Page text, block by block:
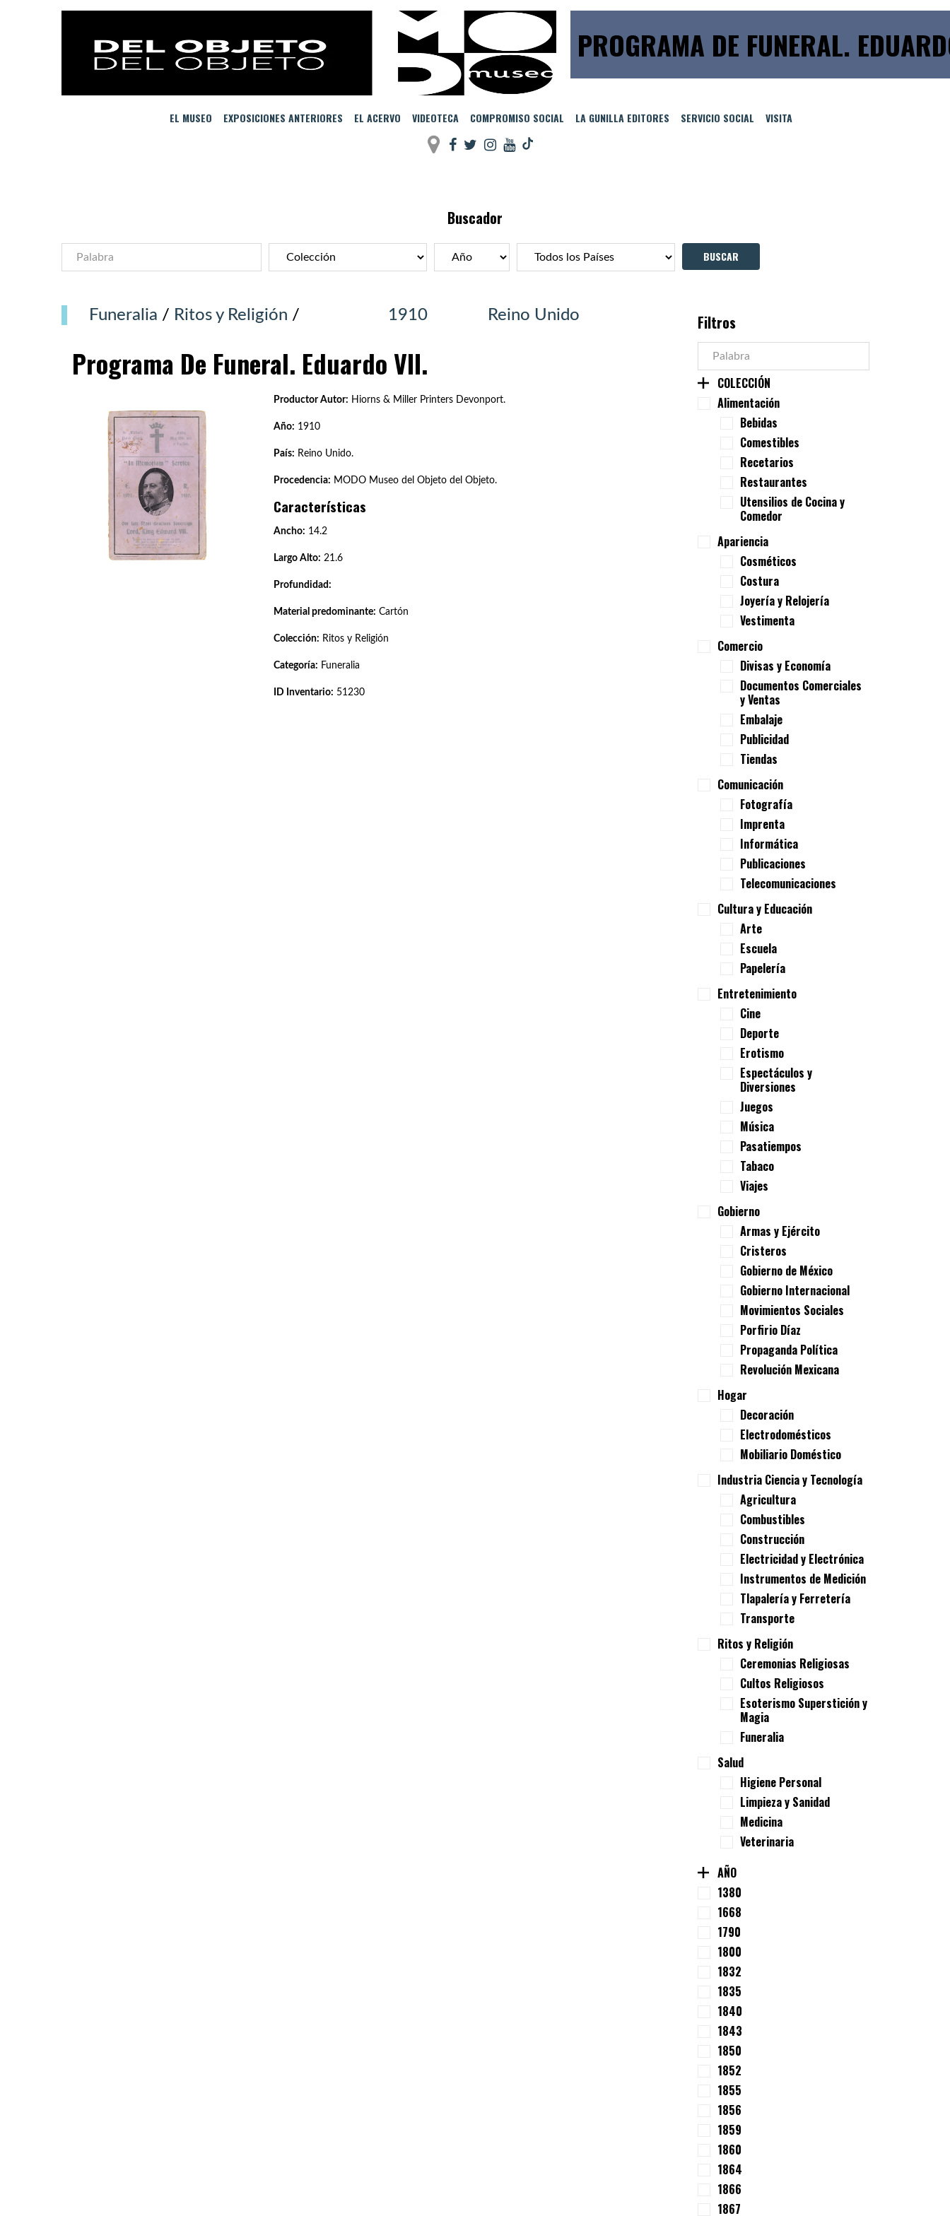
PROGRAMA DE FUNERAL.
EL MUSEO EXPOSICIONES ANTERIORES EL ACERVO VIDEOTECA COMPROMISO SOCIAL LA GUNILLA EDITORES SERVICIO SOCIAL VISITA
Buscador
Funeralia / Ritos y Religión / 1910 Reino Unido
Programa De Funeral. Eduardo VII.
Productor Autor: Hiorns & Miller Printers Devonport.
Año: 1910
País: Reino Unido.
Procedencia: MODO Museo del Objeto del Objeto.
Características
Ancho: 14.2
Largo Alto: 21.6
Profundidad:
Material predominante: Cartón
Colección: Ritos y Religión
Categoría: Funeralia
ID Inventario: 51230
Filtros
COLECCIÓN
Alimentación
Bebidas
Comestibles
Recetarios
Restaurantes
Utensilios de Cocina y
Comedor
Apariencia
Cosméticos
Costura
Joyería y Relojería
Vestimenta
Comercio
Divisas y Economía
Documentos Comerciales
y Ventas
Embalaje
Publicidad
Tiendas
Comunicación
Fotografía
Imprenta
Informática
Publicaciones
Telecomunicaciones
Cultura y Educación
Arte
Escuela
Papelería
Entretenimiento
Cine
Deporte
Erotismo
Espectáculos y
Diversiones
Juegos
Música
Pasatiempos
Tabaco
Viajes
Gobierno
Armas y Ejército
Cristeros
Gobierno de México
Gobierno Internacional
Movimientos Sociales
Porfirio Díaz
Propaganda Política
Revolución Mexicana
Hogar
Decoración
Electrodomésticos
Mobiliario Doméstico
Industria Ciencia y Tecnología
Agricultura
Combustibles
Construcción
Electricidad y Electrónica
Instrumentos de Medición
Tlapalería y Ferretería
Transporte
Ritos y Religión
Ceremonias Religiosas
Cultos Religiosos
Esoterismo Superstición y
Magia
Funeralia
Salud
Higiene Personal
Limpieza y Sanidad
Medicina
Veterinaria
AÑO
1380
1668
1790
1800
1832
1835
1840
1843
1850
1852
1855
1856
1859
1860
1864
1866
1867